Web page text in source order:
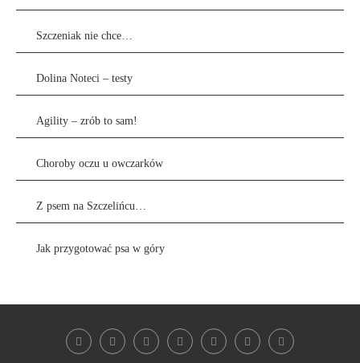
Szczeniak nie chce…
Dolina Noteci – testy
Agility – zrób to sam!
Choroby oczu u owczarków
Z psem na Szczelińcu…
Jak przygotować psa w góry